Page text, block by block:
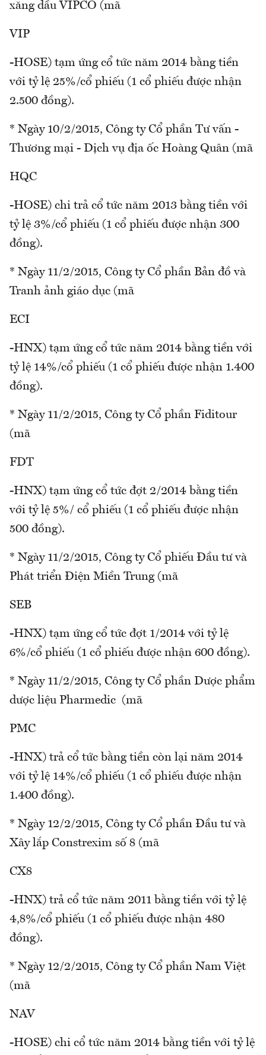
xăng dầu VIPCO (mã
VIP
-HOSE) tạm ứng cổ tức năm 2014 bằng tiền
với tỷ lệ 25%/cổ phiếu (1 cổ phiếu được nhận
2.500 đồng).
* Ngày 10/2/2015, Công ty Cổ phần Tư vấn -
Thương mại - Dịch vụ địa ốc Hoàng Quân (mã
HQC
-HOSE) chi trả cổ tức năm 2013 bằng tiền với
tỷ lệ 3%/cổ phiếu (1 cổ phiếu được nhận 300
đồng).
* Ngày 11/2/2015, Công ty Cổ phần Bản đồ và
Tranh ảnh giáo dục (mã
ECI
-HNX) tạm ứng cổ tức năm 2014 bằng tiền với
tỷ lệ 14%/cổ phiếu (1 cổ phiếu được nhận 1.400
đồng).
* Ngày 11/2/2015, Công ty Cổ phần Fiditour
(mã
FDT
-HNX) tạm ứng cổ tức đợt 2/2014 bằng tiền
với tỷ lệ 5%/ cổ phiếu (1 cổ phiếu được nhận
500 đồng).
* Ngày 11/2/2015, Công ty Cổ phiếu Đầu tư và
Phát triển Điện Miền Trung (mã
SEB
-HNX) tạm ứng cổ tức đợt 1/2014 với tỷ lệ
6%/cổ phiếu (1 cổ phiếu được nhận 600 đồng).
* Ngày 11/2/2015, Công ty Cổ phần Dược phẩm
dược liệu Pharmedic (mã
PMC
-HNX) trả cổ tức bằng tiền còn lại năm 2014
với tỷ lệ 14%/cổ phiếu (1 cổ phiếu được nhận
1.400 đồng).
* Ngày 12/2/2015, Công ty Cổ phần Đầu tư và
Xây lắp Constrexim số 8 (mã
CX8
-HNX) trả cổ tức năm 2011 bằng tiền với tỷ lệ
4,8%/cổ phiếu (1 cổ phiếu được nhận 480
đồng).
* Ngày 12/2/2015, Công ty Cổ phần Nam Việt
(mã
NAV
-HOSE) chi cổ tức năm 2014 bằng tiền với tỷ lệ